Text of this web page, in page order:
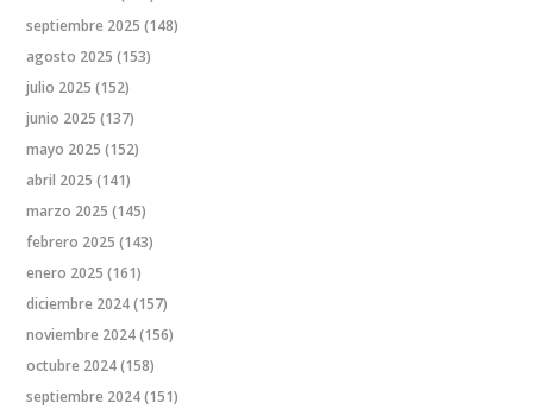
septiembre 2025 (148)
agosto 2025 (153)
julio 2025 (152)
junio 2025 (137)
mayo 2025 (152)
abril 2025 (141)
marzo 2025 (145)
febrero 2025 (143)
enero 2025 (161)
diciembre 2024(157)
noviembre 2024(156)
octubre 2024(158)
septiembre 2024(151)